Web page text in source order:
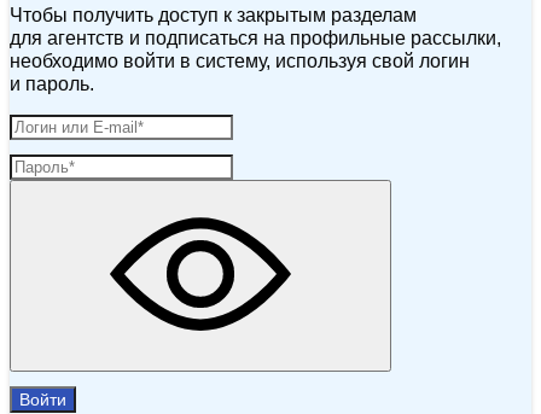
Чтобы получить доступ к закрытым разделам
для агентств и подписаться на профильные рассылки,
необходимо войти в систему, используя свой логин
и пароль.
Войти